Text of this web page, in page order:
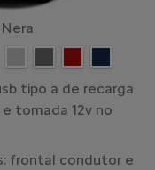
tipo a de recarga
tomada 12v no
frontal condutor e